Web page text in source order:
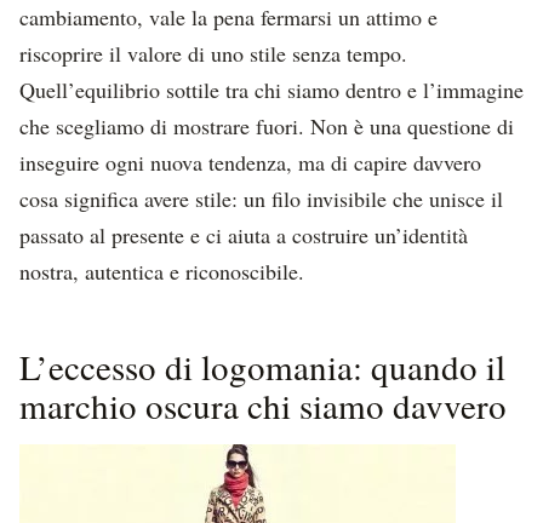
cambiamento, vale la pena fermarsi un attimo e
riscoprire il valore di uno stile senza tempo.
Quell’equilibrio sottile tra chi siamo dentro e l’immagine
che scegliamo di mostrare fuori. Non è una questione di
inseguire ogni nuova tendenza, ma di capire davvero
cosa significa avere stile: un filo invisibile che unisce il
passato al presente e ci aiuta a costruire un’identità
nostra, autentica e riconoscibile.
L’eccesso di logomania: quando il
marchio oscura chi siamo davvero